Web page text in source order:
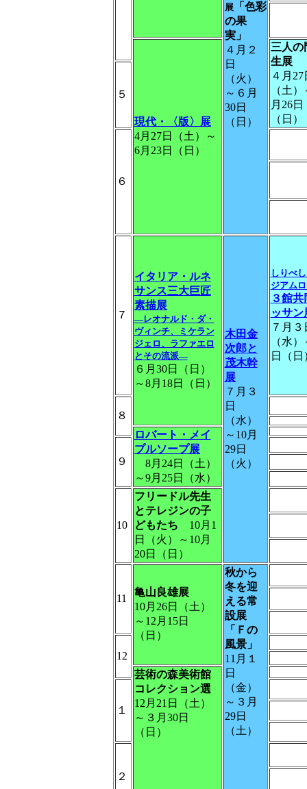
展「色彩
の果
実」
４月２
日
（火）
～６月
30日
（日）
現代・〈版〉展
4月27日（土）～
6月23日（日）
三人の
生展
４月27
（土
月26日
（日）
５
６
７
イタリア・ルネ
サンス三大巨匠
素描展
―レオナルド・ダ・
ヴィンチ、ミケラン
ジェロ、ラファエロ
とその流派―
６月30日（日）
～8月18日（日）
木田金
次郎と
茂木幹
展
７月３
日
（水）
～10月
29日
（火）
しりべ
ジアム
３館共
ッサン
７月３
（水
日（日
８
ロバート・メイ
プルソープ展
8月24日（土）
～9月25日（水）
９
10
フリードル先生
とテレジンの子
どもたち 10月1
日（火）～10月
20日（日）
11
亀山良雄展
10月26日（土）
～12月15日
（日）
秋から
冬を迎
える常
設展
「Ｆの
風景」
11月１
日
（金）
～３月
29日
（土）
12
芸術の森美術館
コレクション選
12月21日（土）
～３月30日
（日）
１
２